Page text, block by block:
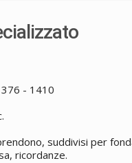
- 1410
suddivisi per
ricordanze.